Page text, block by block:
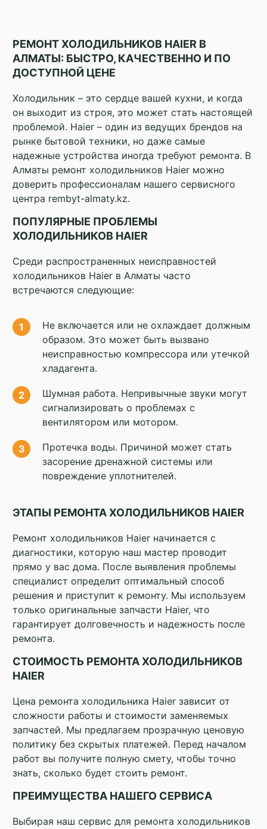
РЕМОНТ ХОЛОДИЛЬНИКОВ HAIER В
АЛМАТЫ: БЫСТРО, КАЧЕСТВЕННО И ПО
ДОСТУПНОЙ ЦЕНЕ
Холодильник – это сердце вашей кухни, и когда
он выходит из строя, это может стать настоящей
проблемой. Haier – один из ведущих брендов на
рынке бытовой техники, но даже самые
надежные устройства иногда требуют ремонта. В
Алматы ремонт холодильников Haier можно
доверить профессионалам нашего сервисного
центра rembyt-almaty.kz.
ПОПУЛЯРНЫЕ ПРОБЛЕМЫ
ХОЛОДИЛЬНИКОВ HAIER
Среди распространенных неисправностей
холодильников Haier в Алматы часто
встречаются следующие:
Не включается или не охлаждает должным
образом. Это может быть вызвано
неисправностью компрессора или утечкой
хладагента.
Шумная работа. Непривычные звуки могут
сигнализировать о проблемах с
вентилятором или мотором.
Протечка воды. Причиной может стать
засорение дренажной системы или
повреждение уплотнителей.
ЭТАПЫ РЕМОНТА ХОЛОДИЛЬНИКОВ HAIER
Ремонт холодильников Haier начинается с
диагностики, которую наш мастер проводит
прямо у вас дома. После выявления проблемы
специалист определит оптимальный способ
решения и приступит к ремонту. Мы используем
только оригинальные запчасти Haier, что
гарантирует долговечность и надежность после
ремонта.
СТОИМОСТЬ РЕМОНТА ХОЛОДИЛЬНИКОВ
HAIER
Цена ремонта холодильника Haier зависит от
сложности работы и стоимости заменяемых
запчастей. Мы предлагаем прозрачную ценовую
политику без скрытых платежей. Перед началом
работ вы получите полную смету, чтобы точно
знать, сколько будет стоить ремонт.
ПРЕИМУЩЕСТВА НАШЕГО СЕРВИСА
Выбирая наш сервис для ремонта холодильников